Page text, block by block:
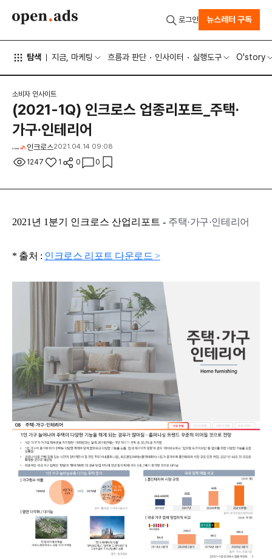
탐색 지금, 마케팅 흐름과 판단 인사이터 실행도구 O'story
로그인 뉴스레터 구독
소비자 인사이트
(2021-1Q) 인크로스 업종리포트_주택·
가구·인테리어
인크로스2021.04.14 09:08
1247 1 0 0
2021년 1분기 인크로스 산업리포트 - 주택·가구·인테리어
* 출처 : 인크로스 리포트 다운로드 >